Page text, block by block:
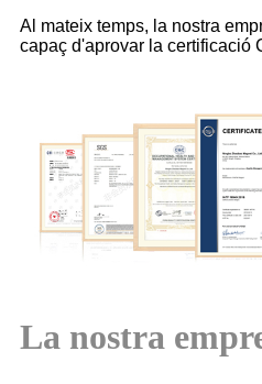
Al mateix temps, la nostra
capaç d'aprovar la certificació
La nostra